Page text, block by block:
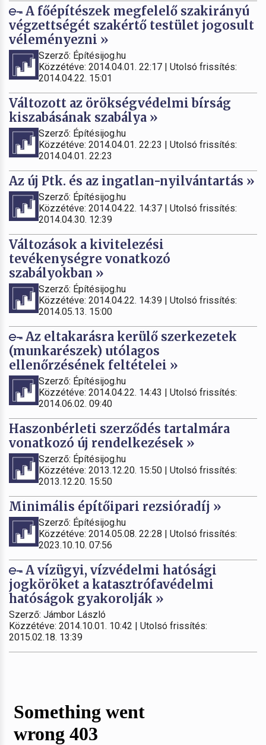
A főépítészek megfelelő szakirányú
végzettségét szakértő testület jogosult
véleményezni »
Szerző: Építésijog.hu
Közzétéve: 2014.04.01. 22:17 | Utolsó frissítés:
2014.04.22. 15:01
Változott az örökségvédelmi bírság
kiszabásának szabálya »
Szerző: Építésijog.hu
Közzétéve: 2014.04.01. 22:23 | Utolsó frissítés:
2014.04.01. 22:23
Az új Ptk. és az ingatlan-nyilvántartás »
Szerző: Építésijog.hu
Közzétéve: 2014.04.22. 14:37 | Utolsó frissítés:
2014.04.30. 12:39
Változások a kivitelezési
tevékenységre vonatkozó
szabályokban »
Szerző: Építésijog.hu
Közzétéve: 2014.04.22. 14:39 | Utolsó frissítés:
2014.05.13. 15:00
Az eltakarásra kerülő szerkezetek
(munkarészek) utólagos
ellenőrzésének feltételei »
Szerző: Építésijog.hu
Közzétéve: 2014.04.22. 14:43 | Utolsó frissítés:
2014.06.02. 09:40
Haszonbérleti szerződés tartalmára
vonatkozó új rendelkezések »
Szerző: Építésijog.hu
Közzétéve: 2013.12.20. 15:50 | Utolsó frissítés:
2013.12.20. 15:50
Minimális építőipari rezsióradíj »
Szerző: Építésijog.hu
Közzétéve: 2014.05.08. 22:28 | Utolsó frissítés:
2023.10.10. 07:56
A vízügyi, vízvédelmi hatósági
jogköröket a katasztrófavédelmi
hatóságok gyakorolják »
Szerző: Jámbor László
Közzétéve: 2014.10.01. 10:42 | Utolsó frissítés:
2015.02.18. 13:39